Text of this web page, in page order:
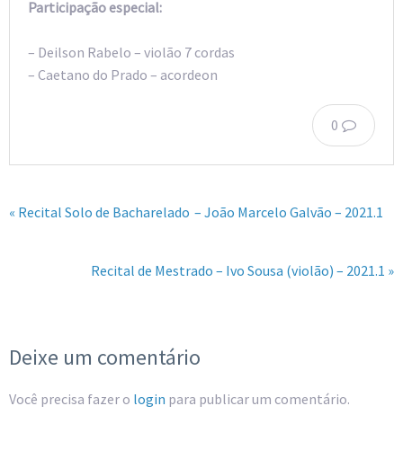
Participação especial:
– Deilson Rabelo – violão 7 cordas
– Caetano do Prado – acordeon
0
« Recital Solo de Bacharelado – João Marcelo Galvão – 2021.1
Recital de Mestrado – Ivo Sousa (violão) – 2021.1 »
Deixe um comentário
Você precisa fazer o login para publicar um comentário.